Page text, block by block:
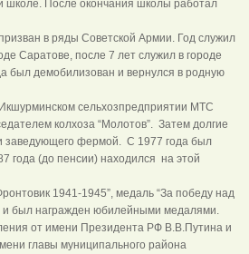
школе. После окончания школы работал
в ряды Советской Армии. Год служил
Саратове, после 7 лет служил в городе
был демобилизован и вернулся в родную
сельхозпредприятии МТС
колхоза “Молотов”. Затем долгие
заведующего фермой. С 1977 года был
года (до пенсии) находился на этой
1941-1945”, медаль “За победу над
и был награжден юбилейными медалями.
от имени Президента РФ В.В.Путина и
главы муниципального района